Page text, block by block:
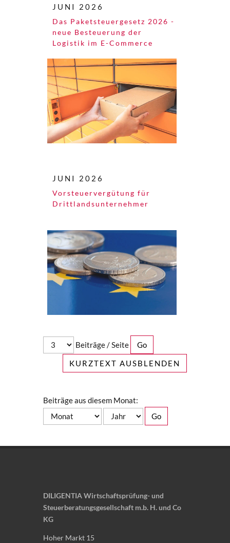
JUNI 2026
Das Paketsteuergesetz 2026 -
neue Besteuerung der
Logistik im E-Commerce
JUNI 2026
Vorsteuervergütung für
Drittlandsunternehmer
Beiträge / Seite
KURZTEXT AUSBLENDEN
Beiträge aus diesem Monat:
DILIGENTIA Wirtschaftsprüfung- und
Steuerberatungsgesellschaft m.b. H. und Co
KG
Hoher Markt 15